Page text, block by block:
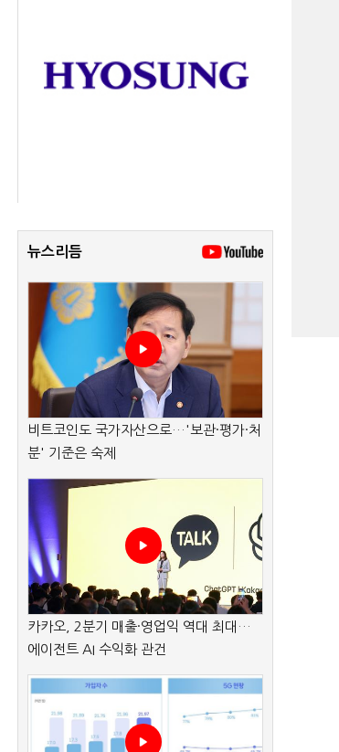
뉴스리듬
비트코인도 국가자산으로…'보관·평가·처
분' 기준은 숙제
카카오, 2분기 매출·영업익 역대 최대…
에이전트 AI 수익화 관건